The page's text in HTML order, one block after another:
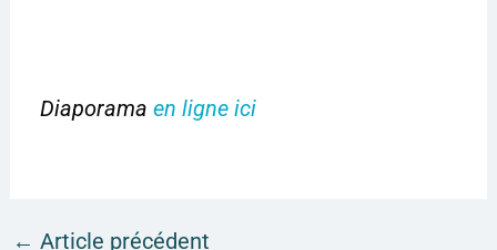
Diaporamaen ligne ici
← Article précédent